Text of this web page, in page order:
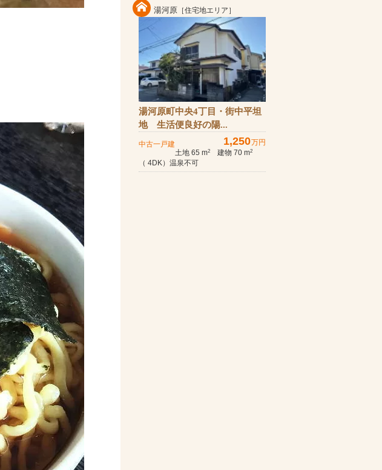
湯河原 ［住宅地エリア］
湯河原町中央4丁目・街中平坦
地 生活便良好の陽...
中古一戸建 1,250万円
土地 65 m2 建物 70 m2
（ 4DK）温泉不可